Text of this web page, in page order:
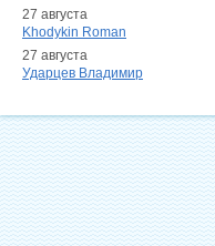
27 августа
Khodykin Roman
27 августа
Ударцев Владимир